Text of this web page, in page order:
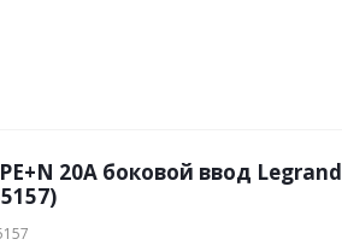
20А боковой ввод Legrand